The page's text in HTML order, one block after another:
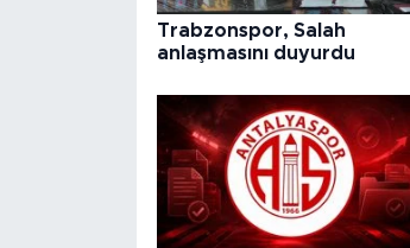
Trabzonspor, Salah
anlaşmasını duyurdu